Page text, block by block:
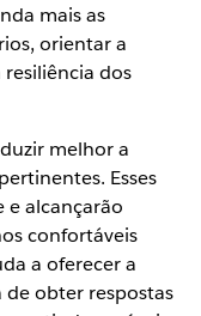
mais as
orientar a
dos
melhor a
Esses
e alcançarão
confortáveis
a oferecer a
obter respostas